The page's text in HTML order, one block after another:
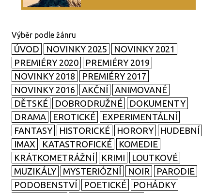
ÚVOD NOVINKY 2025
NOVINKY 2021
PREMIÉRY 2020
PREMIÉRY 2019
NOVINKY 2018
PREMIÉRY 2017
NOVINKY 2016
AKČNÍ
ANIMOVANÉ
DĚTSKÉ
DOBRODRUŽNÉ
DOKUMENTY
DRAMA
EROTICKÉ
EXPERIMENTÁLNÍ
FANTASY
HISTORICKÉ HORORY
HUDEBNÍ
IMAX
KATASTROFICKÉ
KOMEDIE
KRÁTKOMETRÁŽNÍ
KRIMI
LOUTKOVÉ
MUZIKÁLY
MYSTERIÓZNÍ NOIR
PARODIE
PODOBENSTVÍ
POETICKÉ
POHÁDKY